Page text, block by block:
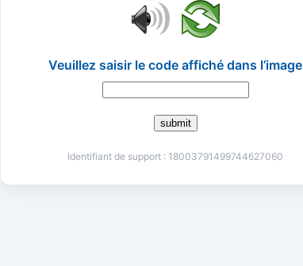
Veuillez saisir le code affiché dans l’image
submit
Identifiant de support : 18003791499744627060